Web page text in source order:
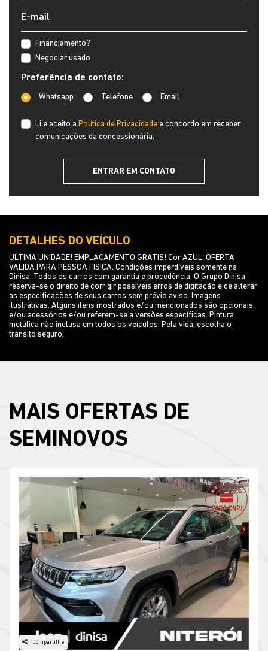
Financiamento?
Negociar usado
Preferência de contato:
Whatsapp Telefone Email
Li e aceito a Política de Privacidade e concordo em receber
comunicações da concessionária.
ENTRAR EM CONTATO
DETALHES DO VEÍCULO
ULTIMA UNIDADE! EMPLACAMENTO GRATIS! Cor AZUL. OFERTA
VALIDA PARA PESSOA FISICA. Condições imperdíveis somente na
Dinisa. Todos os carros com garantia e procedência. O Grupo Dinisa
reserva-se o direito de corrigir possíveis erros de digitação e de alterar
as especificações de seus carros sem prévio aviso. Imagens
ilustrativas. Alguns itens mostrados e/ou mencionados são opcionais
e/ou acessórios e/ou referem-se a versões específicas. Pintura
metálica não inclusa em todos os veículos. Pela vida, escolha o
trânsito seguro.
MAIS OFERTAS DE
SEMINOVOS
Compartilhe